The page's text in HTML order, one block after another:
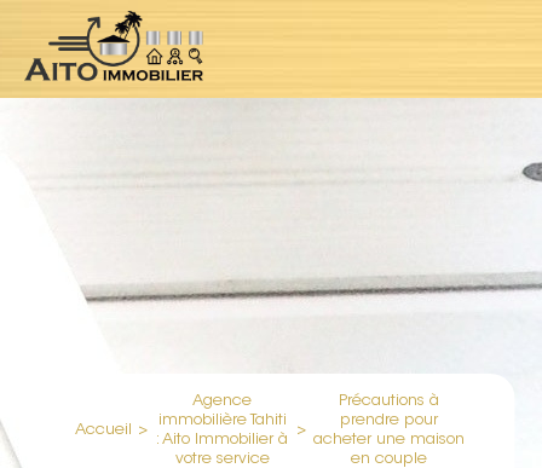
Accueil >
Agence
immobilière Tahiti
: Aito Immobilier à
votre service
>
Précautions à
prendre pour
acheter une maison
en couple